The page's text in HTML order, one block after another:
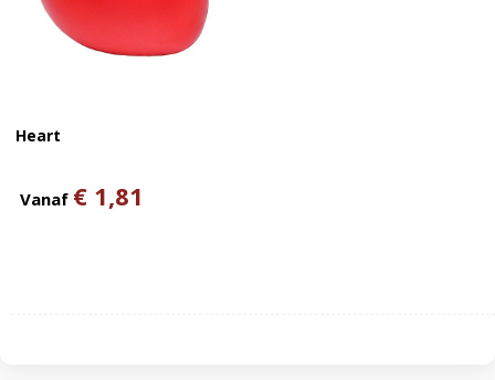
Heart
Vanaf € 1,81